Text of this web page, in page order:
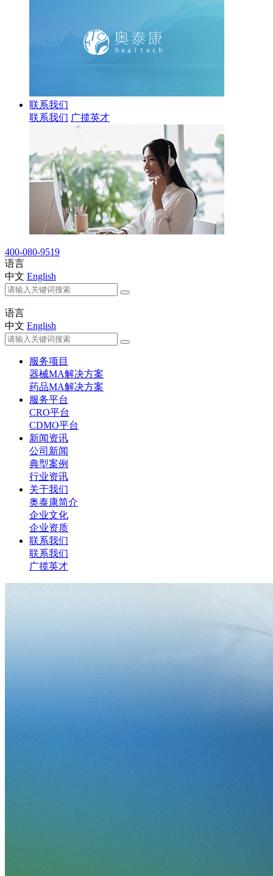
联系我们
联系我们 广揽英才
400-080-9519
语言
中文 English
语言
中文 English
服务项目
器械MA解决方案
药品MA解决方案
服务平台
CRO平台
CDMO平台
新闻资讯
公司新闻
典型案例
行业资讯
关于我们
奥泰康简介
企业文化
企业资质
联系我们
联系我们
广揽英才